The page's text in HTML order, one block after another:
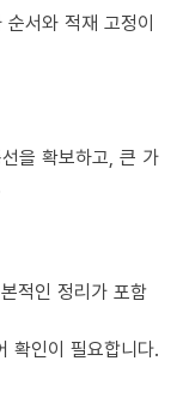
서와 적재 고정이
을 확보하고, 큰 가
적인 정리가 포함
확인이 필요합니다.